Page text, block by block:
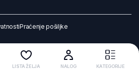
Praćenje pošiljke
LISTA ŽELJA NALOG KATEGORIJE